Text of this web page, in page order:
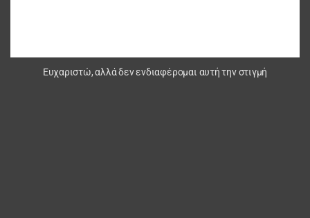
Ευχαριστώ, αλλά δεν ενδιαφέρομαι αυτή την στιγμή